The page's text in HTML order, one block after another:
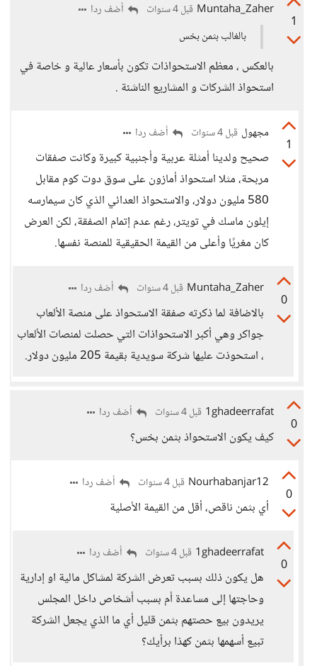
1
Muntaha_Zaher قبل 4 سنوات
أضف ردا
بالغالب بثمن بخس
بالعكس ، معظم الاستحواذات تكون بأسعار عالية و خاصة في
استحواذ الشركات و المشاريع الناشئة .
1
مجهول قبل 4 سنوات أضف ردا
صحيح ولدينا أمثلة عربية وأجنبية كبيرة وكانت صفقات
مربحة، مثلا استحواذ أمازون على سوق دوت كوم مقابل
580 مليون دولار، والاستحواذ العدائي الذي كان سيمارسه
إيلون ماسك في تويتر، رغم عدم إتمام الصفقة، لكن العرض
كان مغريًا وأعلى من القيمة الحقيقية للمنصة نفسها.
0
Muntaha_Zaher قبل 4 سنوات أضف ردا
بالاضافة لما ذكرته صفقة الاستحواذ على منصة الألعاب
جواكر وهي أكبر الاستحواذات التي حصلت لمنصات الألعاب
، استحوذت عليها شركة سويدية بقيمة 205 مليون دولار.
0
1ghadeerrafat قبل 4 سنوات أضف ردا
كيف يكون الاستحواذ بثمن بخس؟
0
Nourhabanjar12 قبل 4 سنوات أضف ردا
أي بثمن ناقص، أقل من القيمة الأصلية
0
1ghadeerrafat قبل 4 سنوات أضف ردا
هل يكون ذلك بسبب تعرض الشركة لمشاكل مالية او إدارية
وحاجتها إلى مساعدة أم بسبب أشخاص داخل المجلس
يريدون بيع حصتهم بثمن قليل أي ما الذي يجعل الشركة
تبيع أسهمها بثمن كهذا برأيك؟